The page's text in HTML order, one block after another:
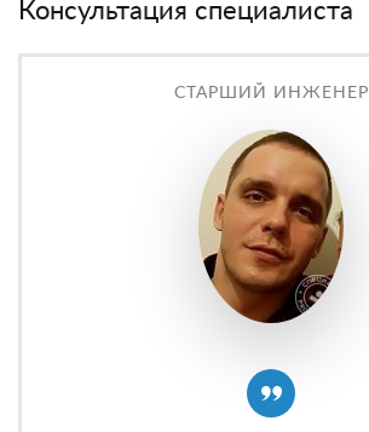
Консультация специалиста
СТАРШИЙ ИНЖЕНЕР